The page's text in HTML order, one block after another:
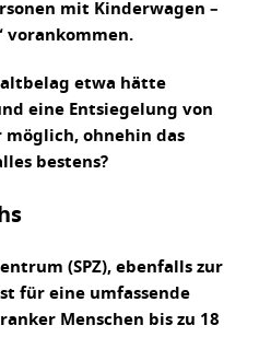
mit Kinderwagen –
vorankommen.
etwa hätte
eine Entsiegelung von
möglich, ohnehin das
bestens?
(SPZ), ebenfalls zur
für eine umfassende
Menschen bis zu 18